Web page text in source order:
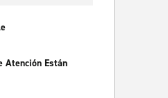
Atención Están